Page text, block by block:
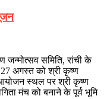
समिति, रांची के
अगस्त को श्री कृष्ण
स्थल पर श्री कृष्ण
मंच को बनाने के पूर्व भूमि